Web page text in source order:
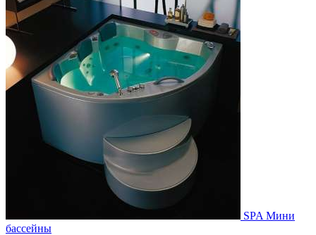
SPA Мини
бассейны